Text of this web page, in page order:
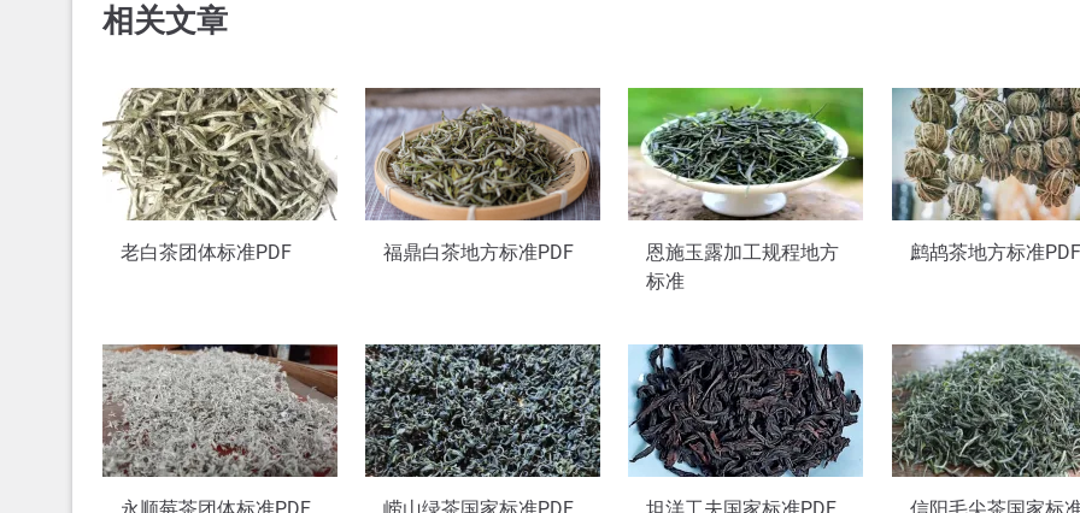
相关文章
老白茶团体标准PDF 福鼎白茶地方标准PDF
恩施玉露加工规程地方
标准
鹧鸪茶地方标准PDF